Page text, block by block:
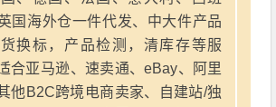
国海外仓一件代发、中大件产品
换标，产品检测，清库存等服
合亚马逊、速卖通、eBay、阿里
他B2C跨境电商卖家、自建站/独